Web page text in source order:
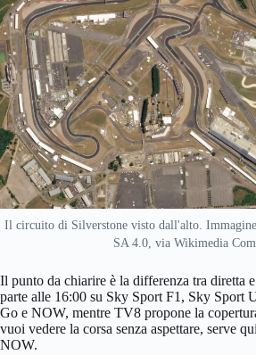
Il circuito di Silverstone visto dall'alto.
SA 4.0, via Wikimedia
Il punto da chiarire è la differenza tra diretta
parte alle 16:00 su Sky Sport F1, Sky Sport
Go e NOW, mentre TV8 propone la
vuoi vedere la corsa senza aspettare, serve
NOW.